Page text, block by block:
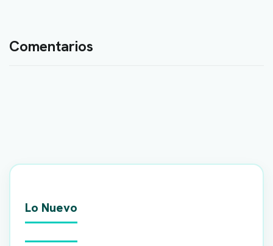
Comentarios
Lo Nuevo